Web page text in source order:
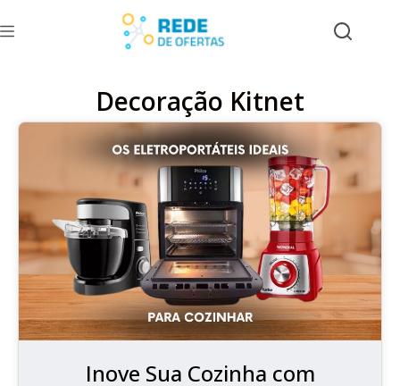
Decoração Kitnet
Inove Sua Cozinha com